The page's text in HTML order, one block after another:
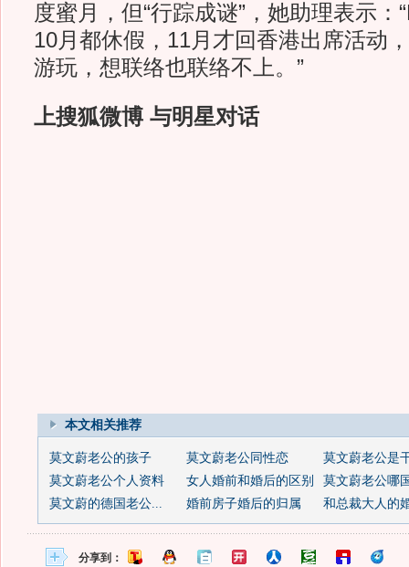
度蜜月，但“行踪成谜”，她助理表示：
10月都休假，11月才回香港出席活动
游玩，想联络也联络不上。”
上搜狐微博 与明星对话
本文相关推荐
莫文蔚老公的孩子 莫文蔚老公同性恋
莫文蔚老公是
莫文蔚老公个人资料
女人婚前和婚后的区别
莫文蔚老公哪
莫文蔚的德国老公...
婚前房子婚后的归属 和总裁大人的
分享到：